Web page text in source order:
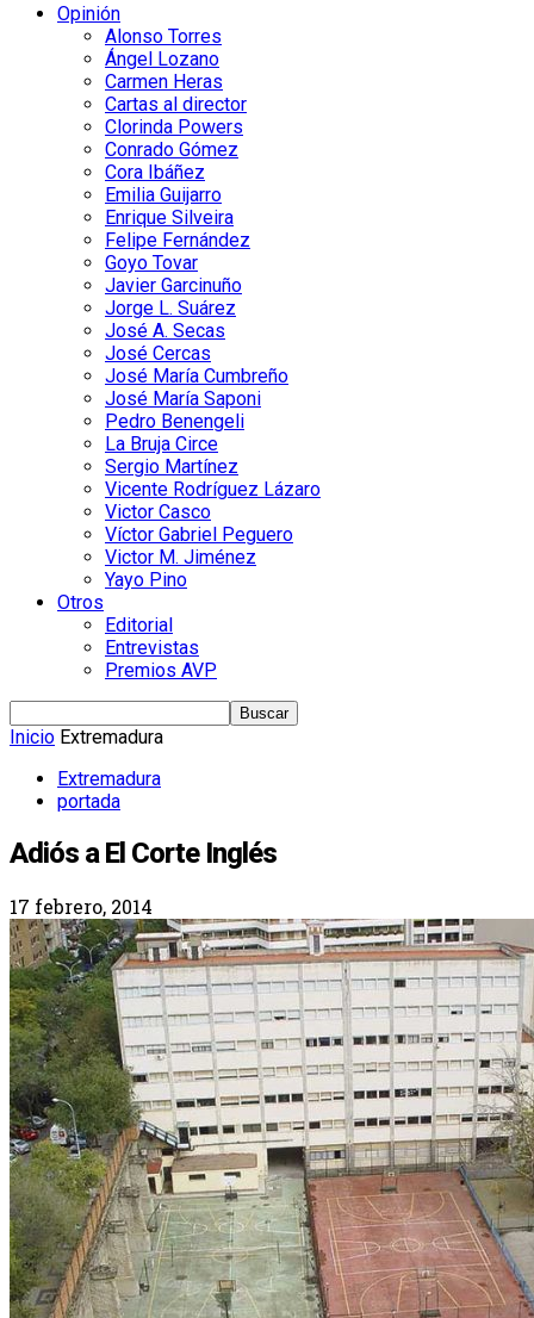
Opinión
Alonso Torres
Ángel Lozano
Carmen Heras
Cartas al director
Clorinda Powers
Conrado Gómez
Cora Ibáñez
Emilia Guijarro
Enrique Silveira
Felipe Fernández
Goyo Tovar
Javier Garcinuño
Jorge L. Suárez
José A. Secas
José Cercas
José María Cumbreño
José María Saponi
Pedro Benengeli
La Bruja Circe
Sergio Martínez
Vicente Rodríguez Lázaro
Victor Casco
Víctor Gabriel Peguero
Victor M. Jiménez
Yayo Pino
Otros
Editorial
Entrevistas
Premios AVP
Inicio Extremadura
Extremadura
portada
Adiós a El Corte Inglés
17 febrero, 2014